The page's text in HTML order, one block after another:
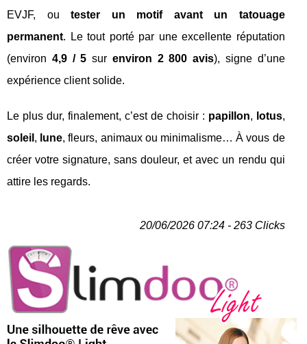
EVJF, outester un motif avant un tatouage
permanent. Le tout porté par une excellente réputation
(environ 4,9 / 5 sur environ 2 800 avis), signe d’une
expérience client solide.
Le plus dur, finalement, c’est de choisir : papillon, lotus,
soleil , lune, fleurs, animaux ou minimalisme… À vous de
créer votre signature, sans douleur, et avec un rendu qui
attire les regards.
20/06/2026 07:24 - 263 Clicks